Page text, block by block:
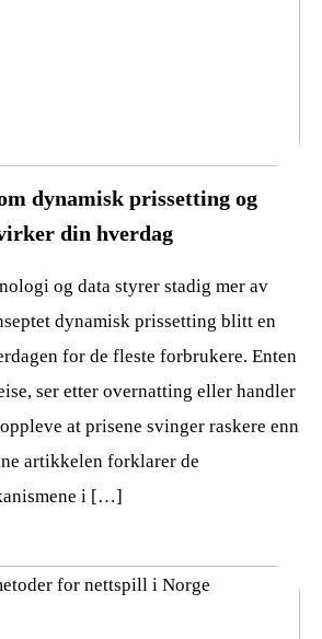
dynamisk prissetting og
din hverdag
og data styrer stadig mer av
dynamisk prissetting blitt en
for de fleste forbrukere. Enten
ser etter overnatting eller handler
at prisene svinger raskere enn
artikkelen forklarer de
i […]